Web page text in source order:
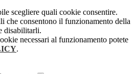
scegliere quali cookie consentire.
che consentono il funzionamento della
disabilitarli.
necessari al funzionamento potete
.